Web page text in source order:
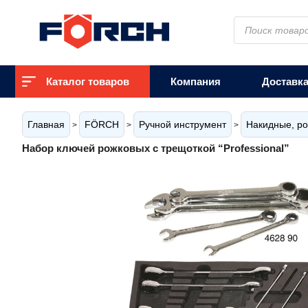
Поиск
товаров
Каталог товаров Компания Доставка
Главная > FÖRCH > Ручной инструмент > Накидные,
Набор ключей рожковых с трещоткой “Professional”